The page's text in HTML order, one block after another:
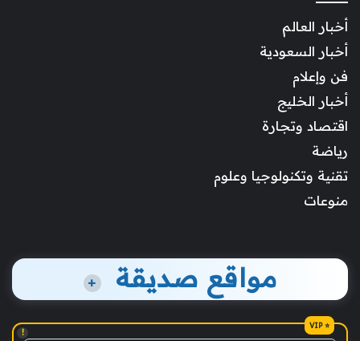
أخبار العالم
أخبار السعودية
فن وإعلام
أخبار الخليج
اقتصاد وتجارة
رياضة
تقنية وتكنولوجيا وعلوم
منوعات
مواقع صديقة +
!